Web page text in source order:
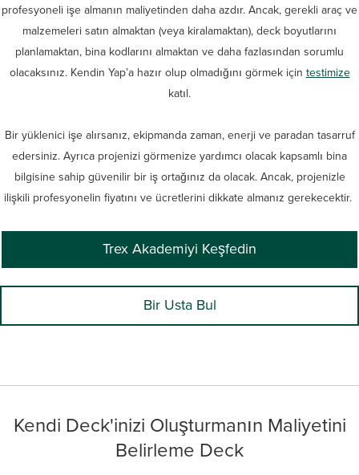
profesyoneli işe almanın maliyetinden daha azdır. Ancak, gerekli araç ve
malzemeleri satın almaktan (veya kiralamaktan), deck boyutlarını
planlamaktan, bina kodlarını almaktan ve daha fazlasından sorumlu
olacaksınız. Kendin Yap’a hazır olup olmadığını görmek için testimize
katıl.
Bir yüklenici işe alırsanız, ekipmanda zaman, enerji ve paradan tasarruf
edersiniz. Ayrıca projenizi görmenize yardımcı olacak kapsamlı bina
bilgisine sahip güvenilir bir iş ortağınız da olacak. Ancak, projenizle
ilişkili profesyonelin fiyatını ve ücretlerini dikkate almanız gerekecektir.
Trex Akademiyi Keşfedin
Bir Usta Bul
Kendi Deck'inizi Oluşturmanın Maliyetini
Belirleme Deck